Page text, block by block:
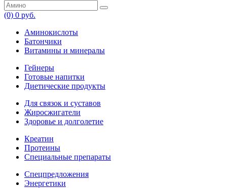
(0) 0 руб.
Аминокислоты
Батончики
Витамины и минералы
Гейнеры
Готовые напитки
Диетические продукты
Для связок и суставов
Жиросжигатели
Здоровье и долголетие
Креатин
Протеины
Специальные препараты
Спецпредложения
Энергетики